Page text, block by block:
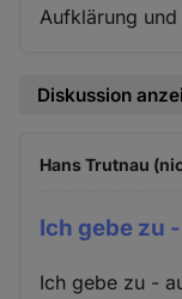
Aufklärung
Diskussion
Hans Trutnau
Ich gebe zu
Ich gebe zu -